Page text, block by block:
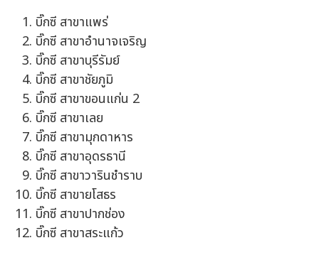
บิ๊กซี สาขาแพร่
บิ๊กซี สาขาอำนาจเจริญ
บิ๊กซี สาขาบุรีรัมย์
บิ๊กซี สาขาชัยภูมิ
บิ๊กซี สาขาขอนแก่น 2
บิ๊กซี สาขาเลย
บิ๊กซี สาขามุกดาหาร
บิ๊กซี สาขาอุดรธานี
บิ๊กซี สาขาวารินชำราบ
บิ๊กซี สาขายโสธร
บิ๊กซี สาขาปากช่อง
บิ๊กซี สาขาสระแก้ว